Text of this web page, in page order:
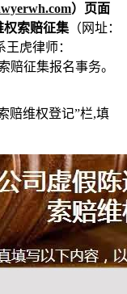
）页面
权索赔征集 （网址：
虎律师：
赔征集报名事务。
赔维权登记”栏,填